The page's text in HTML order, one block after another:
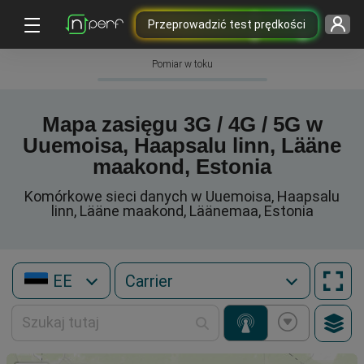
Przeprowadzić test prędkości
Pomiar w toku
Mapa zasięgu 3G / 4G / 5G w
Uuemoisa, Haapsalu linn, Lääne
maakond, Estonia
Komórkowe sieci danych w Uuemoisa, Haapsalu
linn, Lääne maakond, Läänemaa, Estonia
EE